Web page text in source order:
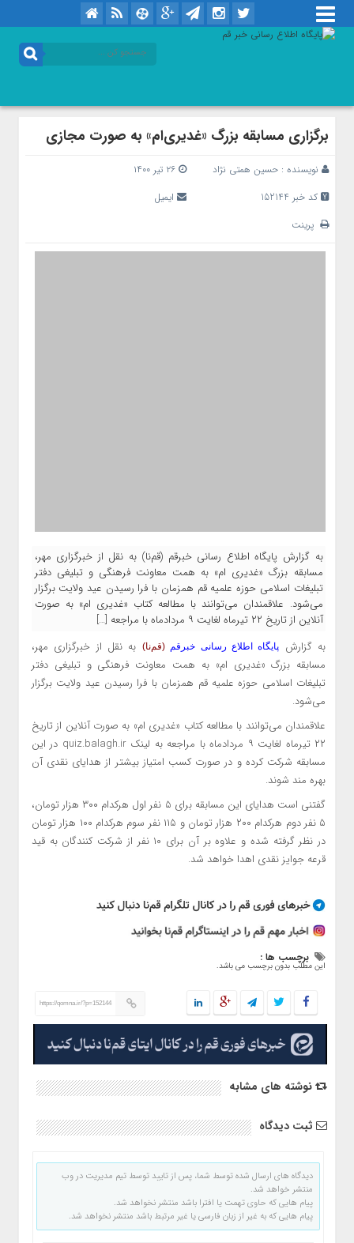
برگزاری مسابقه بزرگ «غدیری‌ام» به صورت مجازی
نویسنده : حسین همتی نژاد
۲۶ تیر ۱۴۰۰
کد خبر 152144
ایمیل
پرینت
به گزارش پایگاه اطلاع رسانی خبرقم (قم‌نا) به نقل از خبرگزاری مهر،
مسابقه بزرگ «غدیری ام» به همت معاونت فرهنگی و تبلیغی دفتر
تبلیغات اسلامی حوزه علمیه قم همزمان با فرا رسیدن عید ولایت برگزار
می‌شود. علاقمندان می‌توانند با مطالعه کتاب «غدیری ام» به صورت
آنلاین از تاریخ ۲۲ تیرماه لغایت ۹ مردادماه با مراجعه […]
به گزارش
پایگاه اطلاع رسانی خبرقم (قم‌نا)
به نقل از خبرگزاری مهر،
مسابقه بزرگ «غدیری ام» به همت معاونت فرهنگی و تبلیغی دفتر
تبلیغات اسلامی حوزه علمیه قم همزمان با فرا رسیدن عید ولایت برگزار
می‌شود.
علاقمندان می‌توانند با مطالعه کتاب «غدیری ام» به صورت آنلاین از تاریخ
۲۲ تیرماه لغایت ۹ مردادماه با مراجعه به لینک quiz.balagh.ir در این
مسابقه شرکت کرده و در صورت کسب امتیاز بیشتر از هدایای نقدی آن
بهره مند شوند.
گفتنی است هدایای این مسابقه برای ۵ نفر اول هرکدام ۳۰۰ هزار تومان،
۵ نفر دوم هرکدام ۲۰۰ هزار تومان و ۱۱۵ نفر سوم هرکدام ۱۰۰ هزار تومان
در نظر گرفته شده و علاوه بر آن برای ۱۰ نفر از شرکت کنندگان به قید
قرعه جوایز نقدی اهدا خواهد شد.
برچسب ها :
این مطلب بدون برچسب می باشد.
https://qomna.ir/?p=152144
نوشته های مشابه
ثبت دیدگاه
دیدگاه های ارسال شده توسط شما، پس از تایید توسط تیم مدیریت در وب
منتشر خواهد شد.
پیام هایی که حاوی تهمت یا افترا باشد منتشر نخواهد شد.
پیام هایی که به غیر از زبان فارسی یا غیر مرتبط باشد منتشر نخواهد شد.